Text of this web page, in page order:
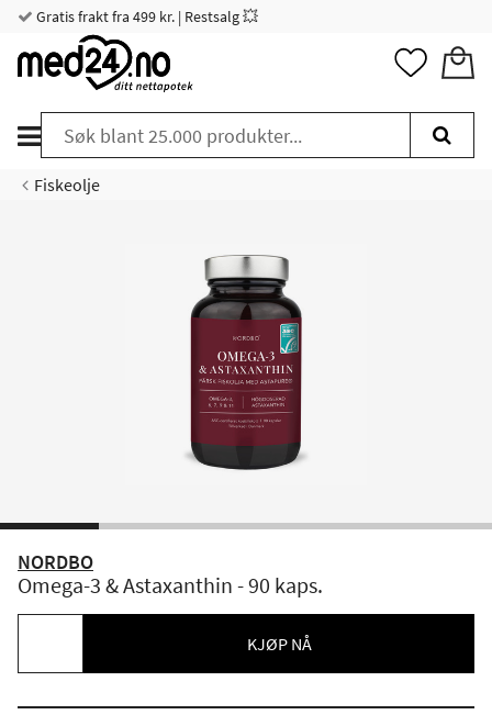
Gratis frakt fra 499 kr. | Restsalg 💥
Fiskeolje
NORDBO
Omega-3 & Astaxanthin - 90 kaps.
KJØP NÅ